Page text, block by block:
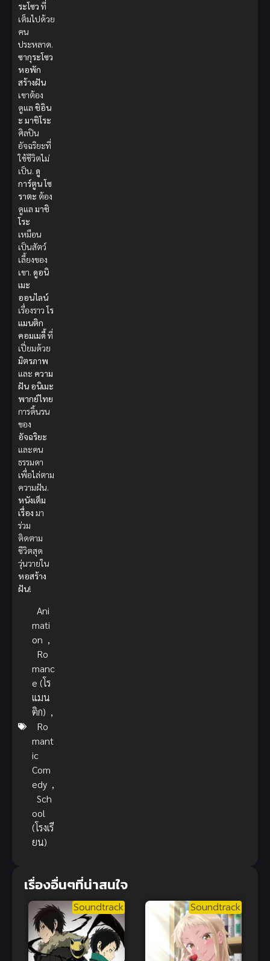
ระโซว ที่
เต็มไปด้วย
คน
ประหลาด.
ซากุระโซว
หอพัก
สร้างฝัน
เขาต้อง
ดูแล ชิอิน
ะ มาชิโระ
ศิลปิน
อัจฉริยะที่
ใช้ชีวิตไม่
เป็น. ดู
การ์ตูนโซ
ราตะ ต้อง
ดูแล มาชิ
โระ
เหมือน
เป็นสัตว์
เลี้ยงของ
เขา. ดูอนิ
เมะ
ออนไลน์
เรื่องราวโร
แมนติก
คอมเมดี้ ที่
เปี่ยมด้วย
มิตรภาพ
และ ความ
ฝัน อนิเมะ
พากย์ไทย
การดิ้นรน
ของ
อัจฉริยะ
และคน
ธรรมดา
เพื่อไล่ตาม
ความฝัน.
หนังเต็ม
เรื่อง มา
ร่วม
ติดตาม
ชีวิตสุด
วุ่นวายใน
หอสร้าง
ฝัน!
Ani
mati
on ,
Ro
manc
e (โร
แมน
ติก) ,
Ro
mant
ic
Com
edy ,
Sch
ool
(โรงเรี
ยน)
เรื่องอื่นๆที่น่าสนใจ
Soundtrack Soundtrack